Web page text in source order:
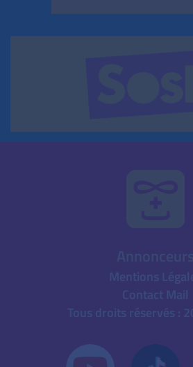
Mentions
Contact Mail
Tous droits réservés :